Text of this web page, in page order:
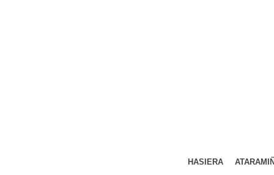
HASIERA